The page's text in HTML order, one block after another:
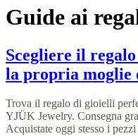
Guide ai
Scegliere il
la propria moglie
Trova il regalo di gioielli
YJÜK Jewelry. Consegna
Acquistate oggi stesso i